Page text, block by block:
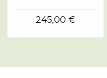
245,00 €